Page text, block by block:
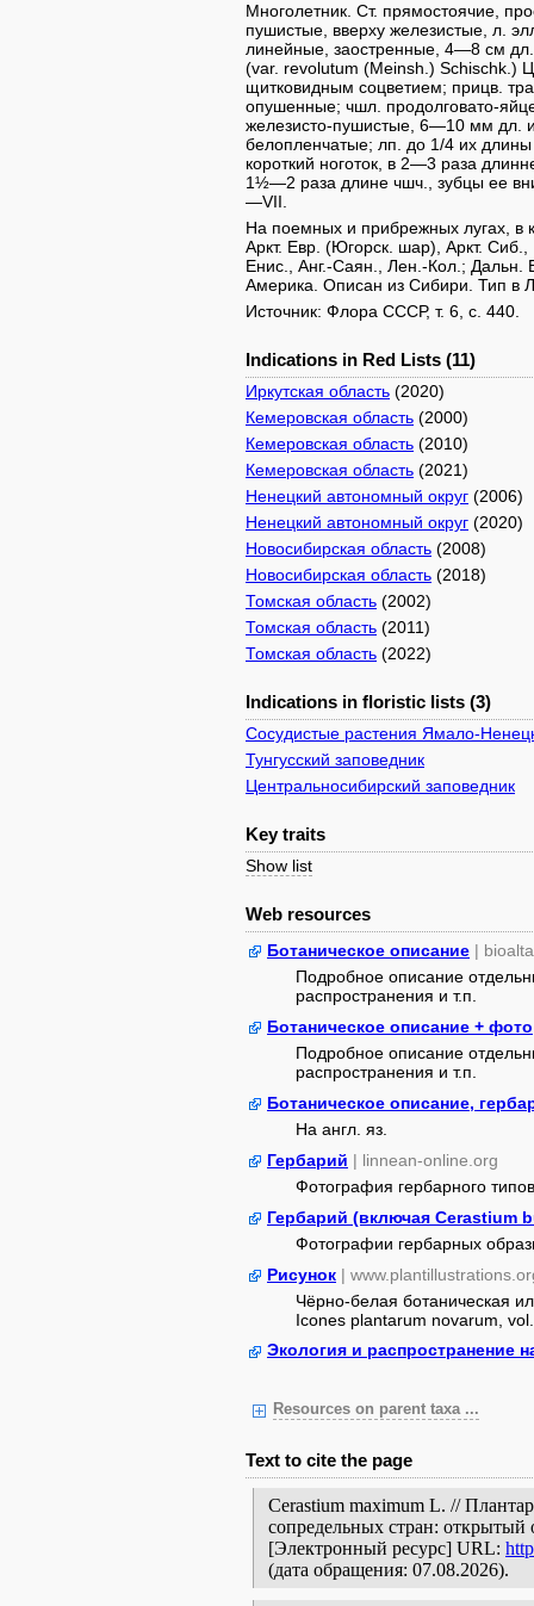
Многолетник. Ст. прямостоячие,
пушистые, вверху железистые, л.
линейные, заостренные, 4—8 см
(var. revolutum (Meinsh.) Schischk.)
щитковидным соцветием; прицв.
опушенные; чшл. продолговато-
железисто-пушистые, 6—10 мм дл.
белопленчатые; лп. до 1/4 их
короткий ноготок, в 2—3 раза
1½—2 раза длине чшч., зубцы ее
—VII.
На поемных и прибрежных лугах, в
Аркт. Евр. (Югорск. шар), Аркт.
Енис., Анг.-Саян., Лен.-Кол.;
Америка. Описан из Сибири. Тип в
Источник: Флора СССР, т. 6, с. 440.
Indications in Red Lists (11)
Иркутская область (2020)
Кемеровская область (2000)
Кемеровская область (2010)
Кемеровская область (2021)
Ненецкий автономный округ (2006)
Ненецкий автономный округ (2020)
Новосибирская область (2008)
Новосибирская область (2018)
Томская область (2002)
Томская область (2011)
Томская область (2022)
Indications in floristic lists (3)
Сосудистые растения Ямало-
Тунгусский заповедник
Центральносибирский заповедник
Key traits
Show list
Web resources
Ботаническое описание |
Подробное описание
распространения и т.п.
Ботаническое описание + фото
Подробное описание
распространения и т.п.
Ботаническое описание,
На англ. яз.
Гербарий | linnean-online.org
Фотография гербарного
Гербарий (включая Cerastium
Фотографии гербарных
Рисунок |
Чёрно-белая ботаническая
Icones plantarum novarum,
Экология и распространение
Resources on parent taxa ...
Text to cite the page
Cerastium maximum L. //
сопредельных стран: открытый
[Электронный ресурс] URL:
(дата обращения: 07.08.2026).